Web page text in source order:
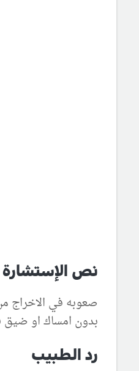
نص الإستشارة
صعوبه في الاخراج
بدون امساك او
رد الطبيب